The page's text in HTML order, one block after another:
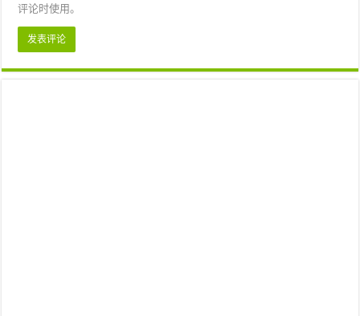
评论时使用。